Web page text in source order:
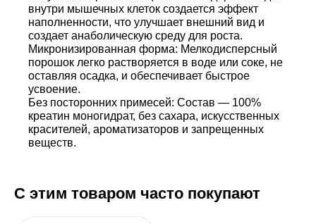
внутри мышечных клеток создается эффект
наполненности, что улучшает внешний вид и
создает анаболическую среду для роста.
Микронизированная форма: Мелкодисперсный
порошок легко растворяется в воде или соке, не
оставляя осадка, и обеспечивает быстрое
усвоение.
Без посторонних примесей: Состав — 100%
креатин моногидрат, без сахара, искусственных
красителей, ароматизаторов и запрещенных
веществ.
С этим товаром часто покупают